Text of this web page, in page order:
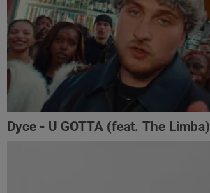
Dyce - U GOTTA (feat. The Limba)